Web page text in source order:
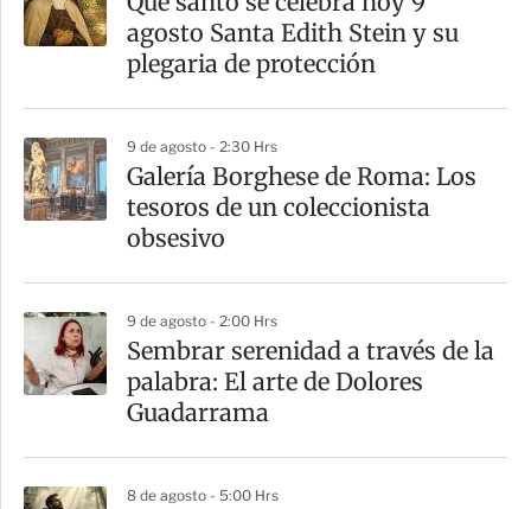
r
t
agosto Santa Edith Stein y su
plegaria de protección
9 de agosto - 2:30 Hrs
Galería Borghese de Roma: Los
tesoros de un coleccionista
obsesivo
9 de agosto - 2:00 Hrs
Sembrar serenidad a través de la
palabra: El arte de Dolores
Guadarrama
8 de agosto - 5:00 Hrs